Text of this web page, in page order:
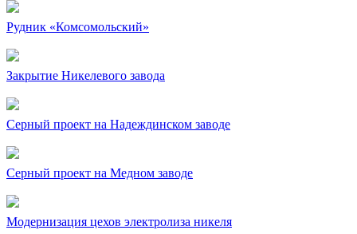
Рудник «Комсомольский»
Закрытие Никелевого завода
Серный проект на Надеждинском заводе
Серный проект на Медном заводе
Модернизация цехов электролиза никеля